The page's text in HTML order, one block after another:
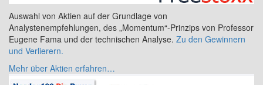
Auswahl von Aktien auf der Grundlage von
Analystenempfehlungen, des „Momentum“-Prinzips von Professor
Eugene Fama und der technischen Analyse. Zu den Gewinnern
und Verlierern.
Mehr über Aktien erfahren…